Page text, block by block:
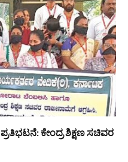
ಕೇಂದ್ರ ಶಿಕ್ಷಣ ಸಚಿವರ